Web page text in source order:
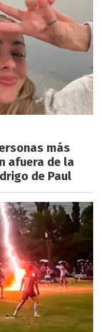
más
afuera de la
de Paul